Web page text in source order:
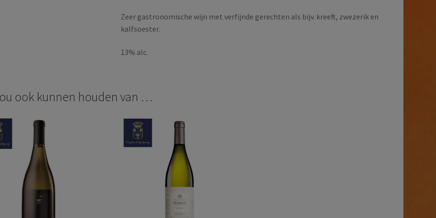
Zeer gastronomische wijn met verfijnde gerechten als bijv. kreeft, zwezerik en
kalfsoester.
13% alc.
ook kunnen houden van …